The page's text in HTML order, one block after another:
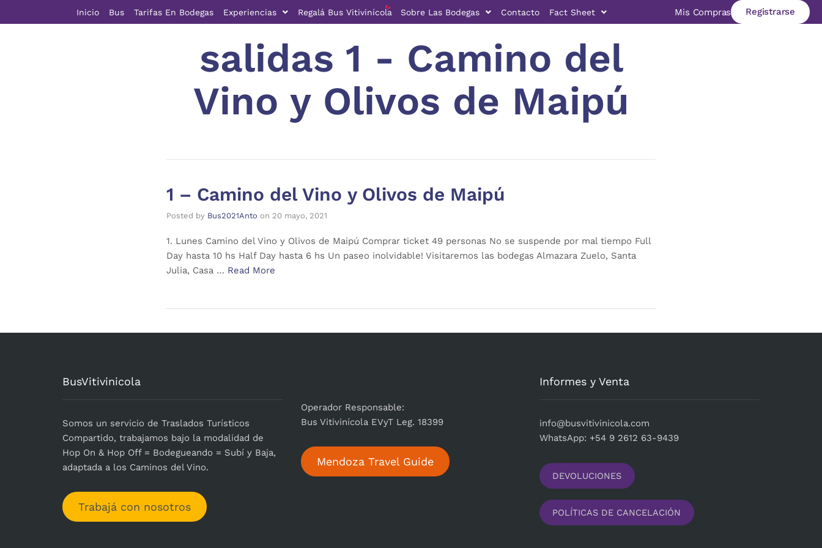
Inicio Bus Tarifas En Bodegas Experiencias Regalá Bus Vitivinícola Sobre Las Bodegas Contacto Fact Sheet Mis Compras Registrarse
salidas 1 - Camino del
Vino y Olivos de Maipú
1 – Camino del Vino y Olivos de Maipú
Posted by Bus2021Anto on 20 mayo, 2021
1. Lunes Camino del Vino y Olivos de Maipú Comprar ticket 49 personas No se suspende por mal tiempo Full
Day hasta 10 hs Half Day hasta 6 hs Un paseo inolvidable! Visitaremos las bodegas Almazara Zuelo, Santa
Julia, Casa … Read More
BusVitivinicola
Somos un servicio de Traslados Turísticos
Compartido, trabajamos bajo la modalidad de
Hop On & Hop Off = Bodegueando = Subí y Baja,
adaptada a los Caminos del Vino.
Trabajá con nosotros
Operador Responsable:
Bus Vitivinícola EVyT Leg. 18399
Mendoza Travel Guide
Informes y Venta
info@busvitivinicola.com
WhatsApp: +54 9 2612 63-9439
DEVOLUCIONES
POLÍTICAS DE CANCELACIÓN